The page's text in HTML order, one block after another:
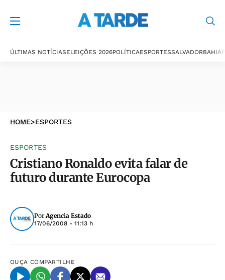
ÚLTIMAS NOTÍCIASELEIÇÕES 2026POLÍTICAESPORTESSALVADORBAHIA
HOME>ESPORTES
ESPORTES
Cristiano Ronaldo evita falar de
futuro durante Eurocopa
PorAgencia Estado
17/06/2008 - 11:13 h
OUÇA COMPARTILHE